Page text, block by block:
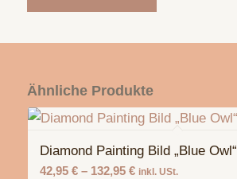
Ähnliche Produkte
Diamond Painting Bild „Blue Owl“
42,95 €– 132,95 € inkl. USt.